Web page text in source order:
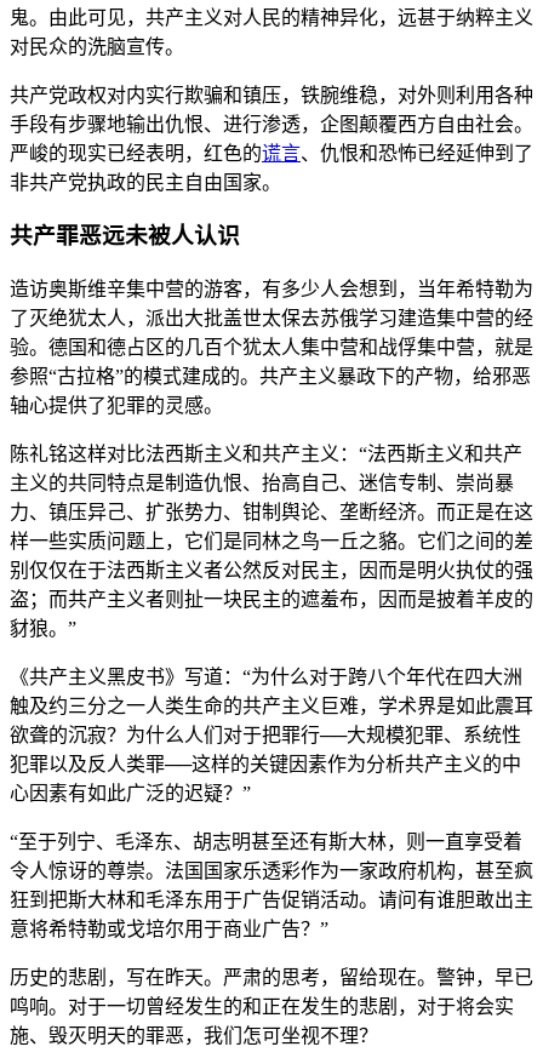
鬼。由此可见，共产主义对人民的精神异化，远甚于纳粹主义
对民众的洗脑宣传。
共产党政权对内实行欺骗和镇压，铁腕维稳，对外则利用各种
手段有步骤地输出仇恨、进行渗透，企图颠覆西方自由社会。
严峻的现实已经表明，红色的谎言、仇恨和恐怖已经延伸到了
非共产党执政的民主自由国家。
共产罪恶远未被人认识
造访奥斯维辛集中营的游客，有多少人会想到，当年希特勒为
了灭绝犹太人，派出大批盖世太保去苏俄学习建造集中营的经
验。德国和德占区的几百个犹太人集中营和战俘集中营，就是
参照“古拉格”的模式建成的。共产主义暴政下的产物，给邪恶
轴心提供了犯罪的灵感。
陈礼铭这样对比法西斯主义和共产主义：“法西斯主义和共产
主义的共同特点是制造仇恨、抬高自己、迷信专制、崇尚暴
力、镇压异己、扩张势力、钳制舆论、垄断经济。而正是在这
样一些实质问题上，它们是同林之鸟一丘之貉。它们之间的差
别仅仅在于法西斯主义者公然反对民主，因而是明火执仗的强
盗；而共产主义者则扯一块民主的遮羞布，因而是披着羊皮的
豺狼。”
《共产主义黑皮书》写道：“为什么对于跨八个年代在四大洲
触及约三分之一人类生命的共产主义巨难，学术界是如此震耳
欲聋的沉寂？为什么人们对于把罪行──大规模犯罪、系统性
犯罪以及反人类罪──这样的关键因素作为分析共产主义的中
心因素有如此广泛的迟疑？”
“至于列宁、毛泽东、胡志明甚至还有斯大林，则一直享受着
令人惊讶的尊崇。法国国家乐透彩作为一家政府机构，甚至疯
狂到把斯大林和毛泽东用于广告促销活动。请问有谁胆敢出主
意将希特勒或戈培尔用于商业广告？”
历史的悲剧，写在昨天。严肃的思考，留给现在。警钟，早已
鸣响。对于一切曾经发生的和正在发生的悲剧，对于将会实
施、毁灭明天的罪恶，我们怎可坐视不理？